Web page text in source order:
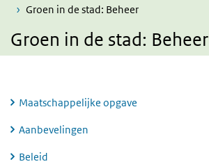
Groen in de stad: Beheer
Groen in de stad: Beheer
Maatschappelijke opgave
Aanbevelingen
Beleid